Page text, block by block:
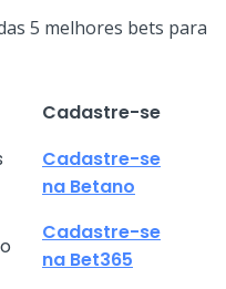
5 melhores bets para
Cadastre-se
Cadastre-se
na Betano
Cadastre-se
na Bet365